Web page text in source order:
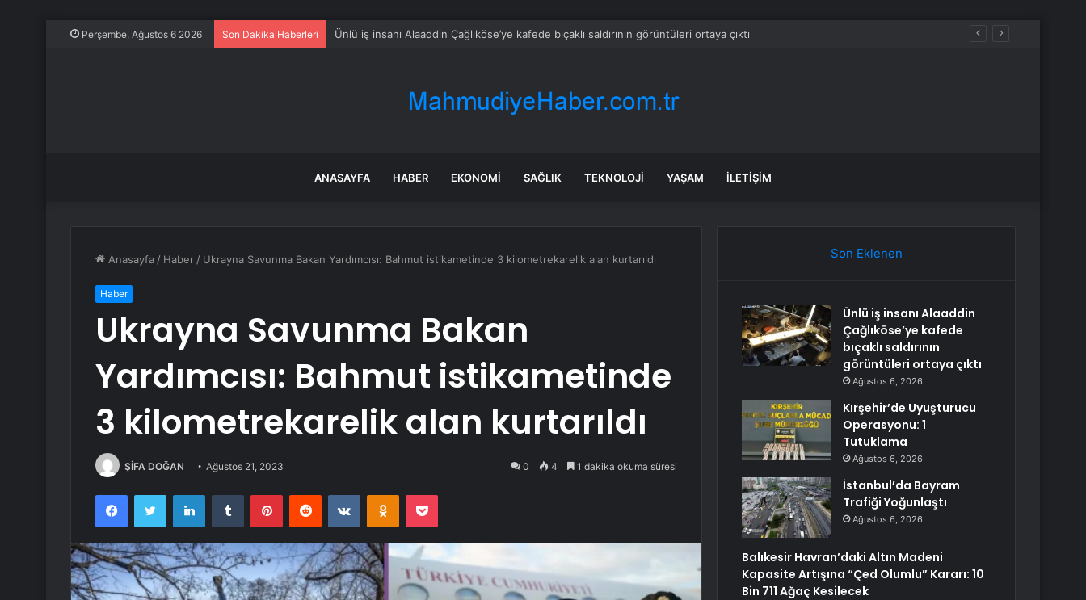
Perşembe, Ağustos 6 2026 Son Dakika Haberleri Kırşehir’de Uyuşturucu Operasyonu: 1 Tutuklama
ANASAYFA HABER EKONOMI SAĞLIK TEKNOLOJI YAŞAM İLETIŞIM
Anasayfa / Haber / Ukrayna Savunma Bakan Yardımcısı: Bahmut istikametinde 3 kilometrekarelik alan kurtarıldı
Haber
Ukrayna Savunma Bakan
Yardımcısı: Bahmut istikametinde
3 kilometrekarelik alan kurtarıldı
ŞİFA DOĞAN Ağustos 21, 2023 0 4 1 dakika okuma süresi
FacebookTwitter LinkedInTumblr PinterestReddit VKontakteOdnoklassniki
Pocket
Son Eklenen
Ünlü iş insanı Alaaddin
Çağlıköse’ye kafede
bıçaklı saldırının
görüntüleri ortaya çıktı
Ağustos 6, 2026
Kırşehir’de Uyuşturucu
Operasyonu: 1
Tutuklama
Ağustos 6, 2026
İstanbul’da Bayram
Trafiği Yoğunlaştı
Ağustos 6, 2026
Balıkesir Havran’daki Altın Madeni
Kapasite Artışına “Çed Olumlu” Kararı: 10
Bin 711 Ağaç Kesilecek